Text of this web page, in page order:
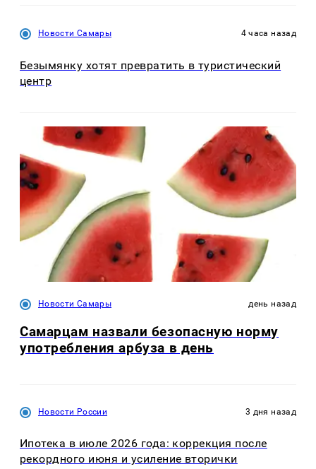
Новости Самары 4 часа назад
Безымянку хотят превратить в туристический
центр
Новости Самары день назад
Самарцам назвали безопасную норму
употребления арбуза в день
Новости России 3 дня назад
Ипотека в июле 2026 года: коррекция после
рекордного июня и усиление вторички